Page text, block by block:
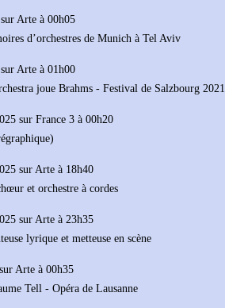
Arte à 00h05
d’orchestres de Munich à Tel Aviv
Arte à 01h00
joue Brahms - Festival de Salzbourg 2021
sur France 3 à 00h20
sur Arte à 18h40
et orchestre à cordes
sur Arte à 23h35
lyrique et metteuse en scène
Arte à 00h35
Tell - Opéra de Lausanne